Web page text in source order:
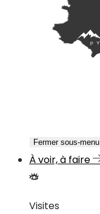
Fermer sous-menu
À voir, à faire
Visites